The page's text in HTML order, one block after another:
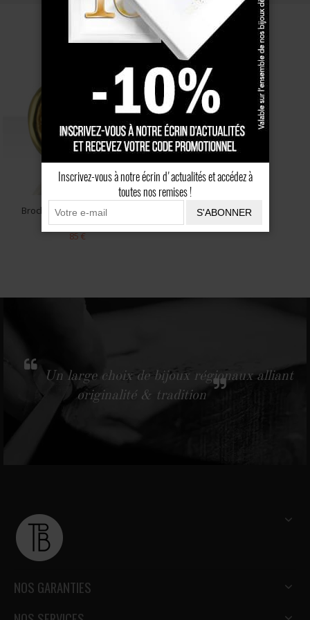
Broche Créoles ONYX/13 ...
85 €
Un large choix de bijoux régionaux alliant
originalité & tradition
NOS GARANTIES
Inscrivez-vous à notre écrin d'actualités et accédez à
toutes nos remises !
S'ABONNER